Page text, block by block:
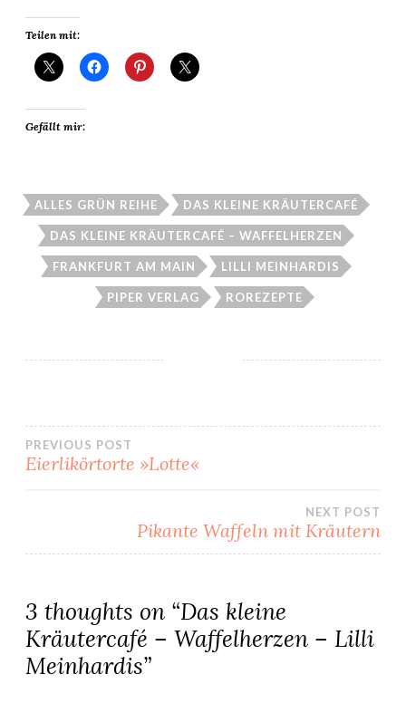
Teilen mit:
Gefällt mir:
ALLES GRÜN REIHE DAS KLEINE KRÄUTERCAFÉ
DAS KLEINE KRÄUTERCAFÉ – WAFFELHERZEN
FRANKFURT AM MAIN LILLI MEINHARDIS
PIPER VERLAG ROREZEPTE
Beitragsnavigation
PREVIOUS POST
Eierlikörtorte »Lotte«
NEXT POST
Pikante Waffeln mit Kräutern
3 thoughts on “Das kleine
Kräutercafé – Waffelherzen – Lilli
Meinhardis”